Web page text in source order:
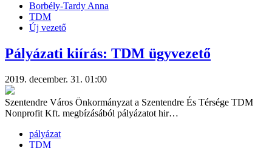
Borbély-Tardy Anna
TDM
Új vezető
Pályázati kiírás: TDM ügyvezető
2019. december. 31. 01:00
Szentendre Város Önkormányzat a Szentendre És Térsége TDM
Nonprofit Kft. megbízásából pályázatot hir…
pályázat
TDM